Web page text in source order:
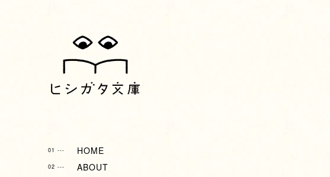
01 --- HOME
02 --- ABOUT